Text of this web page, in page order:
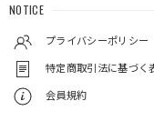
NOTICE
プライバシーポリシー
特定商取引法に基づく
会員規約